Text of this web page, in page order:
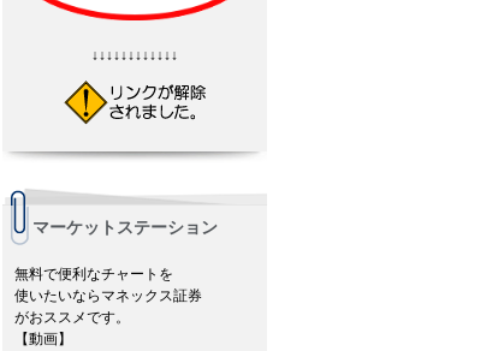
↓↓↓↓↓↓↓↓↓↓↓↓
マーケットステーション
無料で便利なチャートを
使いたいならマネックス証券
がおススメです。
【動画】